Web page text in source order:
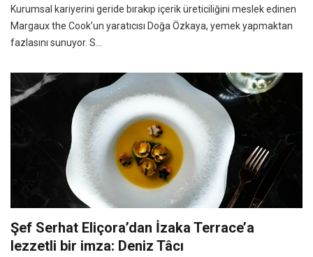
Kurumsal kariyerini geride bırakıp içerik üreticiliğini meslek edinen
Margaux the Cook’un yaratıcısı Doğa Özkaya, yemek yapmaktan
fazlasını sunuyor. S...
Şef Serhat Eliçora’dan İzaka Terrace’a
lezzetli bir imza: Deniz Tâcı